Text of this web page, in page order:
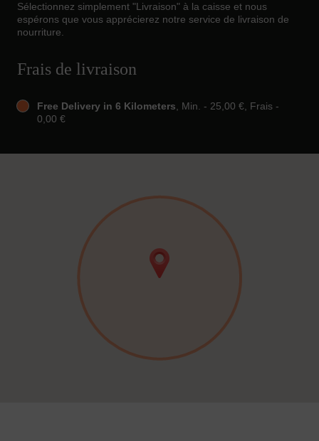
Sélectionnez simplement "Livraison" à la caisse et nous
espérons que vous apprécierez notre service de livraison de
nourriture.
Frais de livraison
Free Delivery in 6 Kilometers, Min. - 25,00 €, Frais -
0,00 €